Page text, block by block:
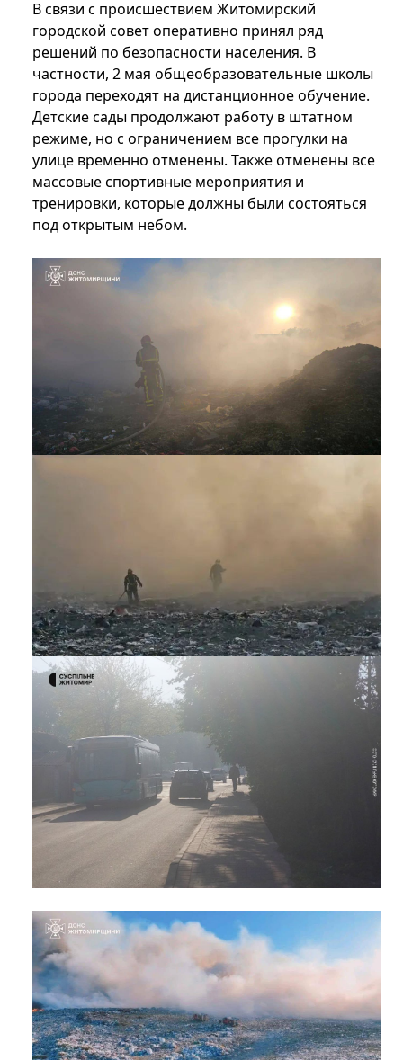
В связи с происшествием Житомирский
городской совет оперативно принял ряд
решений по безопасности населения. В
частности, 2 мая общеобразовательные школы
города переходят на дистанционное обучение.
Детские сады продолжают работу в штатном
режиме, но с ограничением все прогулки на
улице временно отменены. Также отменены все
массовые спортивные мероприятия и
тренировки, которые должны были состояться
под открытым небом.